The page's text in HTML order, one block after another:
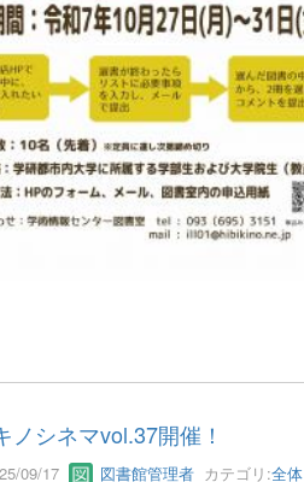
ノシネマvol.37開催！
09/17 図書館管理者カテゴリ:全体